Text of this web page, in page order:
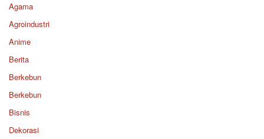
Agama
Agroindustri
Anime
Berita
Berkebun
Berkebun
Bisnis
Dekorasi